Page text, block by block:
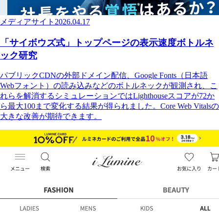
メディアサイト 2026.04.17
「サイボウズ式」トップページの表示速度ボトルネ
ック研究
パブリックCDNの外部ドメイン配信、Google Fonts（日本語
Webフォント）の読み込みなどのボトルネックが観測され、こ
れらを解消するシミュレーションではLighthouseスコアが72か
ら最大100まで変化する結果が得られました。Core Web Vitalsの
大きな改善が期待できます。